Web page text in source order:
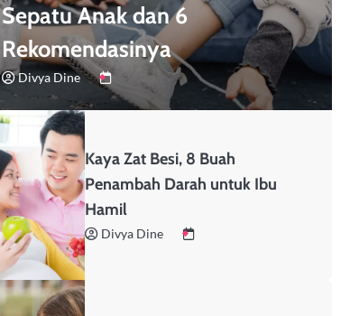
Sepatu Anak dan 6
Rekomendasinya
Divya Dine
Kaya Zat Besi, 8 Buah
Penambah Darah untuk Ibu
Hamil
Divya Dine